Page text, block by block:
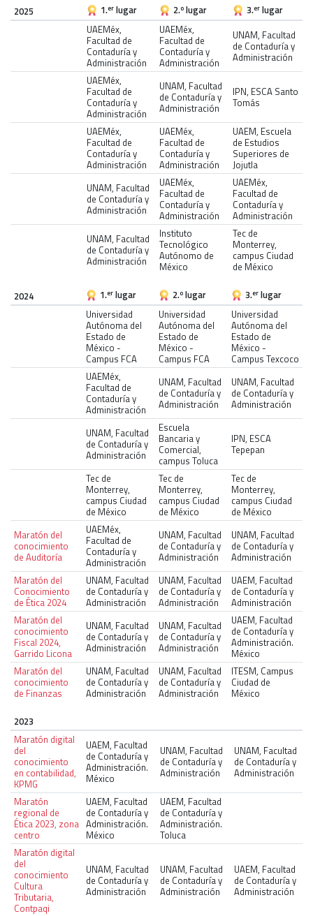
2025 1.erlugar 2.olugar 3.erlugar
UAEMéx,
Facultad de
Contaduría y
Administración
UAEMéx,
Facultad de
Contaduría y
Administración
UNAM, Facultad
de Contaduría y
Administración
UAEMéx,
Facultad de
Contaduría y
Administración
UNAM, Facultad
de Contaduría y
Administración
IPN, ESCA Santo
Tomás
UAEMéx,
Facultad de
Contaduría y
Administración
UAEMéx,
Facultad de
Contaduría y
Administración
UAEM, Escuela
de Estudios
Superiores de
Jojutla
UNAM, Facultad
de Contaduría y
Administración
UAEMéx,
Facultad de
Contaduría y
Administración
UAEMéx,
Facultad de
Contaduría y
Administración
UNAM, Facultad
de Contaduría y
Administración
Instituto
Tecnológico
Autónomo de
México
Tec de
Monterrey,
campus Ciudad
de México
2024 1.erlugar 2.olugar 3.erlugar
Universidad
Autónoma del
Estado de
México -
Campus FCA
Universidad
Autónoma del
Estado de
México -
Campus FCA
Universidad
Autónoma del
Estado de
México -
Campus Texcoco
UAEMéx,
Facultad de
Contaduría y
Administración
UNAM, Facultad
de Contaduría y
Administración
UNAM, Facultad
de Contaduría y
Administración
UNAM, Facultad
de Contaduría y
Administración
Escuela
Bancaria y
Comercial,
campus Toluca
IPN, ESCA
Tepepan
Tec de
Monterrey,
campus Ciudad
de México
Tec de
Monterrey,
campus Ciudad
de México
Tec de
Monterrey,
campus Ciudad
de México
Maratón del
conocimiento
de Auditoría
UAEMéx,
Facultad de
Contaduría y
Administración
UNAM, Facultad
de Contaduría y
Administración
UNAM, Facultad
de Contaduría y
Administración
Maratón del
Conocimiento
de Ética 2024
UNAM, Facultad
de Contaduría y
Administración
UNAM, Facultad
de Contaduría y
Administración
UAEM, Facultad
de Contaduría y
Administración
Maratón del
conocimiento
Fiscal 2024,
Garrido Licona
UNAM, Facultad
de Contaduría y
Administración
UNAM, Facultad
de Contaduría y
Administración
UAEM, Facultad
de Contaduría y
Administración.
México
Maratón del
conocimiento
de Finanzas
UNAM, Facultad
de Contaduría y
Administración
UNAM, Facultad
de Contaduría y
Administración
ITESM, Campus
Ciudad de
México
2023
Maratón digital
del
conocimiento
en contabilidad,
KPMG
UAEM, Facultad
de Contaduría y
Administración.
México
UNAM, Facultad
de Contaduría y
Administración
UNAM, Facultad
de Contaduría y
Administración
Maratón
regional de
Ética 2023, zona
centro
UAEM, Facultad
de Contaduría y
Administración.
México
UAEM, Facultad
de Contaduría y
Administración.
Toluca
Maratón digital
del
conocimiento
Cultura
Tributaria,
Contpaqi
UNAM, Facultad
de Contaduría y
Administración
UNAM, Facultad
de Contaduría y
Administración
UAEM, Facultad
de Contaduría y
Administración